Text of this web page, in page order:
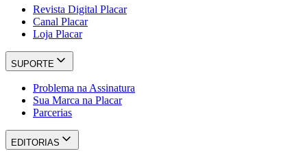
Revista Digital Placar
Canal Placar
Loja Placar
SUPORTE
Problema na Assinatura
Sua Marca na Placar
Parcerias
EDITORIAS